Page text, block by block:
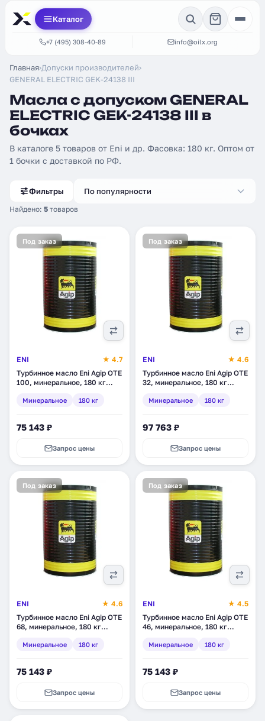
Каталог
+7 (495) 308-40-89 info@oilx.org
Главная›Допуски производителей›
GENERAL ELECTRIC GEK-24138 III
Масла с допуском GENERAL
ELECTRIC GEK-24138 III в
бочках
В каталоге 5 товаров от Eni и др. Фасовка: 180 кг. Оптом от
1 бочки с доставкой по РФ.
Фильтры
Найдено: 5 товаров
По популярности
Под заказ
ENI
★ 4.7
Турбинное масло Eni Agip OTE
100, минеральное, 180 кг
Минеральное 180 кг
75 143 ₽
Запрос цены
Под заказ
ENI
★ 4.6
Турбинное масло Eni Agip OTE
32, минеральное, 180 кг
Минеральное 180 кг
97 763 ₽
Запрос цены
Под заказ
ENI
★ 4.6
Турбинное масло Eni Agip OTE
68, минеральное, 180 кг
Минеральное 180 кг
75 143 ₽
Запрос цены
Под заказ
ENI
★ 4.5
Турбинное масло Eni Agip OTE
46, минеральное, 180 кг
Минеральное 180 кг
75 143 ₽
Запрос цены